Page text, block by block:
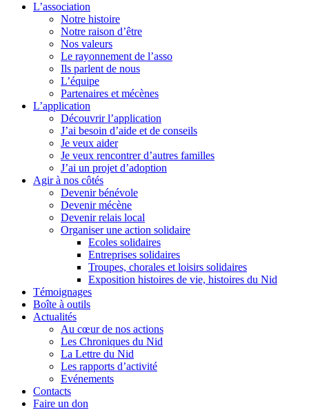
L’association
Notre histoire
Notre raison d’être
Nos valeurs
Le rayonnement de l’asso
Ils parlent de nous
L’équipe
Partenaires et mécènes
L’application
Découvrir l’application
J’ai besoin d’aide et de conseils
Je veux aider
Je veux rencontrer d’autres familles
J’ai un projet d’adoption
Agir à nos côtés
Devenir bénévole
Devenir mécène
Devenir relais local
Organiser une action solidaire
Ecoles solidaires
Entreprises solidaires
Troupes, chorales et loisirs solidaires
Exposition histoires de vie, histoires du Nid
Témoignages
Boîte à outils
Actualités
Au cœur de nos actions
Les Chroniques du Nid
La Lettre du Nid
Les rapports d’activité
Evénements
Contacts
Faire un don